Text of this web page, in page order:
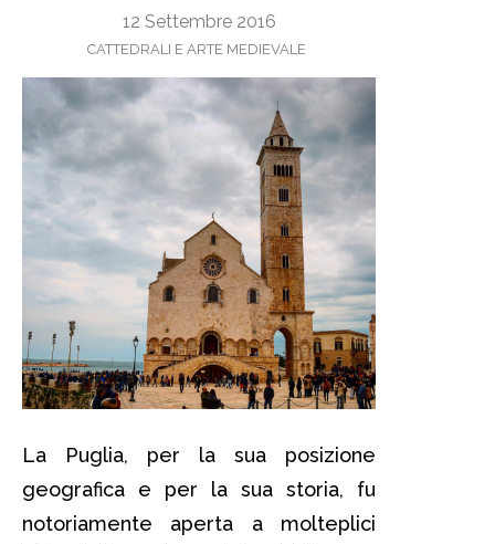
12 Settembre 2016
CATTEDRALI E ARTE MEDIEVALE
La Puglia, per la sua posizione
geografica e per la sua storia, fu
notoriamente aperta a molteplici